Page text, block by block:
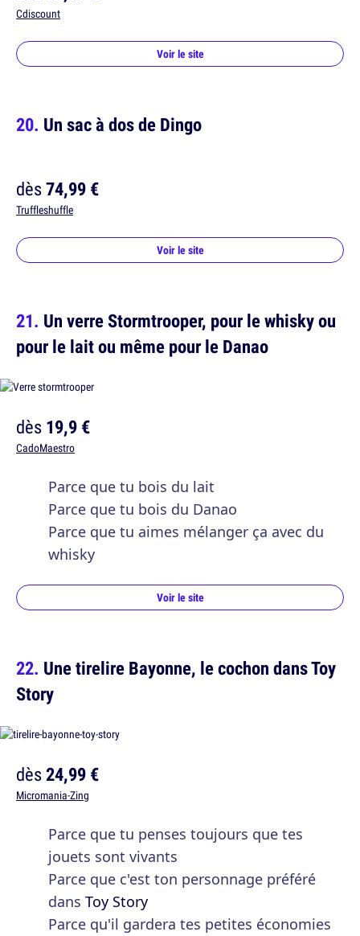
Cdiscount
Voir le site
Un sac à dos de Dingo
dès74,99 €
Truffleshuffle
Voir le site
Un verre Stormtrooper, pour le whisky ou
pour le lait ou même pour le Danao
dès19,9 €
CadoMaestro
Parce que tu bois du lait
Parce que tu bois du Danao
Parce que tu aimes mélanger ça avec du
whisky
Voir le site
Une tirelire Bayonne, le cochon dans Toy
Story
dès24,99 €
Micromania-Zing
Parce que tu penses toujours que tes
jouets sont vivants
Parce que c'est ton personnage préféré
dans Toy Story
Parce qu'il gardera tes petites économies